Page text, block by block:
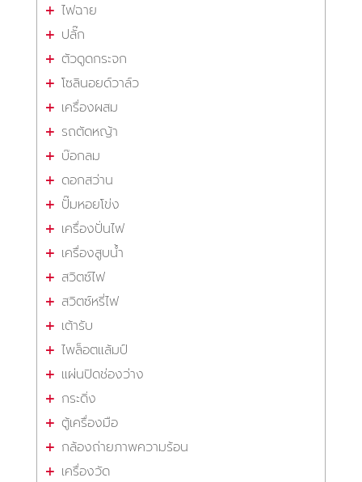
ไฟฉาย
ปลั๊ก
ตัวดูดกระจก
โซลินอยด์วาล์ว
เครื่องผสม
รถตัดหญ้า
บ๊อกลม
ดอกสว่าน
ปั๊มหอยโข่ง
เครื่องปั่นไฟ
เครื่องสูบน้ำ
สวิตซ์ไฟ
สวิตซ์หรี่ไฟ
เต้ารับ
ไพล็อตแล้มป์
แผ่นปิดช่องว่าง
กระดิ่ง
ตู้เครื่องมือ
กล้องถ่ายภาพความร้อน
เครื่องวัด